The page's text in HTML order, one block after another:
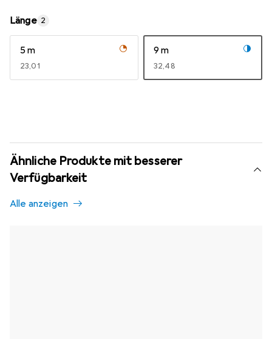
Länge 2
5 m
EUR
23,01
9 m
EUR
32,48
Ähnliche Produkte mit besserer
Verfügbarkeit
Alle anzeigen